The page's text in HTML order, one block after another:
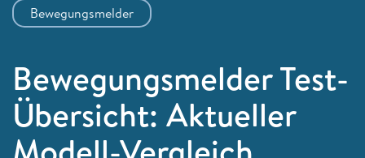
Bewegungsmelder
Bewegungsmelder Test-
Übersicht: Aktueller